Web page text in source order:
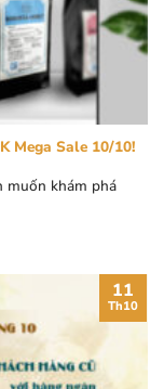
Mega Sale 10/10!
muốn khám phá
11
Th10